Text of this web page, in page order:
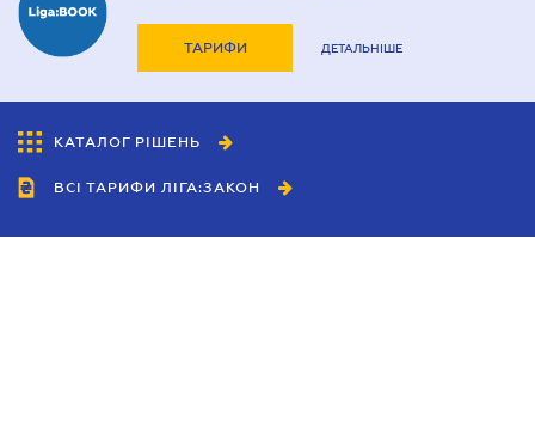
ТАРИФИ ДЕТАЛЬНІШЕ
КАТАЛОГ РІШЕНЬ
ВСІ ТАРИФИ ЛІГА:ЗАКОН